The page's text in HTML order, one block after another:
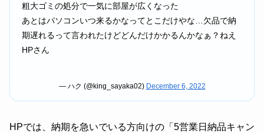
粗大ゴミの処分で一気に部屋が広くなった
あとはパソコンいつ来るかなってとこだけやな…欠品で納
期遅れるって言われたけどどんだけかかるんかなぁ？ねえ
HPさん
— ハク (@king_sayaka02) December 6, 2022
HPでは、納期を急いでいる方向けの「5営業日納品キャン